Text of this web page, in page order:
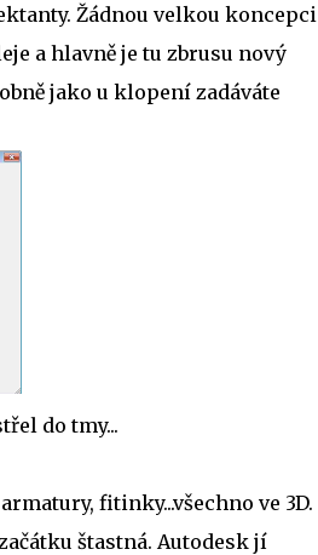
Žádnou velkou koncepci
a hlavně je tu zbrusu nový
jako u klopení zadáváte
do tmy...
fitinky...všechno ve 3D.
štastná. Autodesk jí